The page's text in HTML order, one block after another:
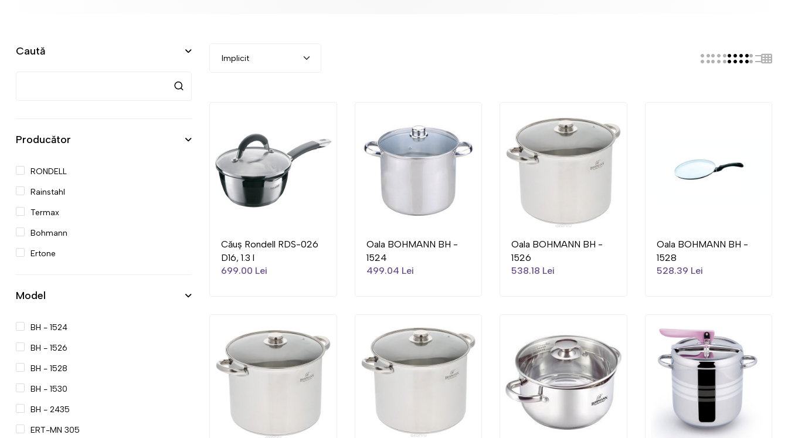
Caută
Producător
RONDELL
Rainstahl
Termax
Bohmann
Ertone
Model
BH - 1524
BH - 1526
BH - 1528
BH - 1530
BH - 2435
ERT-MN 305
Căuș Rondell RDS-026
D16, 1.3 l
699.00 Lei
Oala BOHMANN BH -
1524
499.04 Lei
Oala BOHMANN BH -
1526
538.18 Lei
Oala BOHMANN BH -
1528
528.39 Lei